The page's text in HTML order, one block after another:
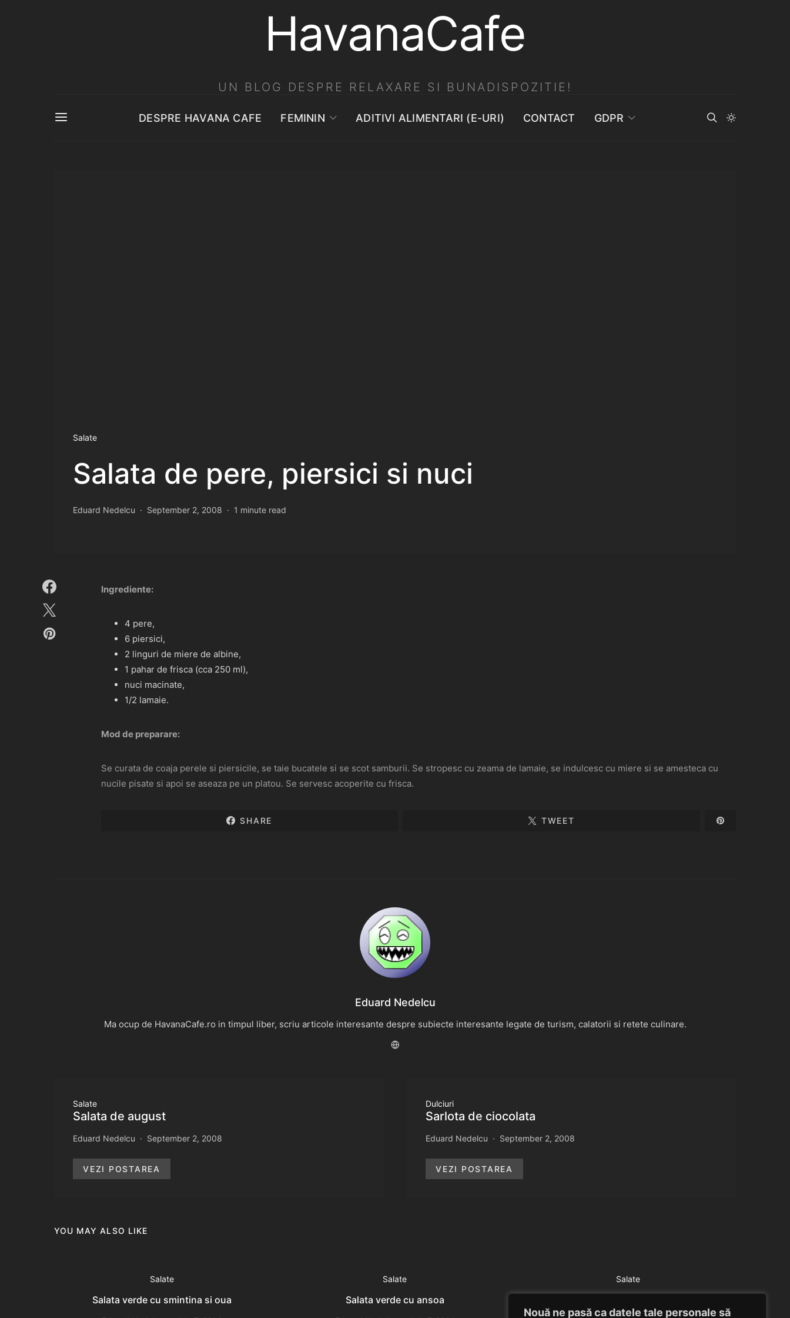
Nouă ne pasă ca datele tale personale să
HavanaCafe
UN BLOG DESPRE RELAXARE SI BUNADISPOZITIE!
DESPRE HAVANA CAFE FEMININ ADITIVI ALIMENTARI (E-URI) CONTACT GDPR
Salate
Salata de pere, piersici si nuci
Eduard Nedelcu September 2, 2008 1 minute read
Ingrediente:
4 pere,
6 piersici,
2 linguri de miere de albine,
1 pahar de frisca (cca 250 ml),
nuci macinate,
1/2 lamaie.
Mod de preparare:
Se curata de coaja perele si piersicile, se taie bucatele si se scot samburii. Se stropesc cu zeama de lamaie, se indulcesc cu miere si se amesteca cu
nucile pisate si apoi se aseaza pe un platou. Se servesc acoperite cu frisca.
SHARE TWEET
Eduard Nedelcu
Ma ocup de HavanaCafe.ro in timpul liber, scriu articole interesante despre subiecte interesante legate de turism, calatorii si retete culinare.
Salate
Salata de august
Eduard Nedelcu September 2, 2008
VEZI POSTAREA
Dulciuri
Sarlota de ciocolata
Eduard Nedelcu September 2, 2008
VEZI POSTAREA
YOU MAY ALSO LIKE
Salate
Salata verde cu smintina si oua
Salate
Salata verde cu ansoa
Salate